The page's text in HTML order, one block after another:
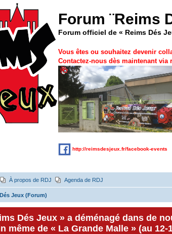
Forum ¨Reims
Forum officiel de « Reims Dés
Vous êtes ou souhaitez devenir
Contactez-nous dès maintenant via
http://reimsdesjeux.fr/facebook-events
À propos de RDJ Agenda de RDJ
Jeux (Forum)
Dés Jeux » a déménagé dans de
même de « La Grande Malle » (au